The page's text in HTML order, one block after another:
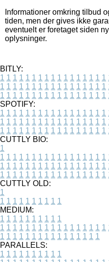
Informationer omkring tilbud
tiden, men der gives ikke
eventuelt er foretaget siden
oplysninger.
BITLY:
1 1 1 1 1 1 1 1 1 1 1 1 1 1 1 1 1
1 1 1 1 1 1 1 1 1 1 1 1 1 1 1 1 1
1 1 1 1 1 1 1 1 1 1 1 1 1 1 1 1 1
SPOTIFY:
1 1 1 1 1 1 1 1 1 1 1 1 1 1 1 1 1
1 1 1 1 1 1 1 1 1 1 1 1 1 1 1 1 1
1 1 1 1 1 1 1 1 1 1 1 1 1 1 1 1 1
CUTTLY BIO:
1
1 1 1 1 1 1 1 1 1 1 1 1 1 1 1 1 1
1 1 1 1 1 1 1 1 1 1 1 1 1 1 1 1 1
1 1 1 1 1 1 1 1 1 1 1 1 1 1 1 1 1
CUTTLY OLD:
1
1 1 1 1 1 1 1 1 1 1
MEDIUM:
1 1 1 1 1 1 1 1 1 1
1 1 1 1 1 1 1 1 1 1 1 1 1 1 1 1 1
1 1 1 1 1 1 1 1 1 1 1 1 1 1 1 1
PARALLELS:
1 1 1 1 1 1 1 1 1 1